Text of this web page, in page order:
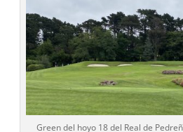
Green del hoyo 18 del Real de